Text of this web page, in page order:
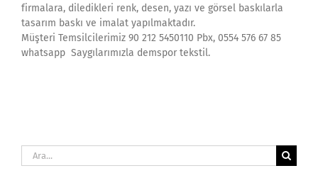
firmalara, diledikleri renk, desen, yazı ve görsel baskılarla
tasarım baskı ve imalat yapılmaktadır.
Müşteri Temsilcilerimiz 90 212 5450110 Pbx, 0554 576 67 85
whatsapp Saygılarımızla demspor tekstil.
Ara: